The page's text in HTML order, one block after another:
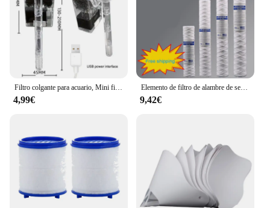
Filtro colgante para acuario, Mini filtro para pecera, interfaz de alimentación USB, flujo de 2,5 W, 250 H/L, adecuado para peceras de menos de 30cm
4,99€
Elemento de filtro de alambre de sedimento PPF, algodón PP, 10 pulgadas, 20 pulgadas, 30 pulgadas, 40 pulgadas, 1 micrón/5 micrones, 1 piezas/1 lote
9,42€